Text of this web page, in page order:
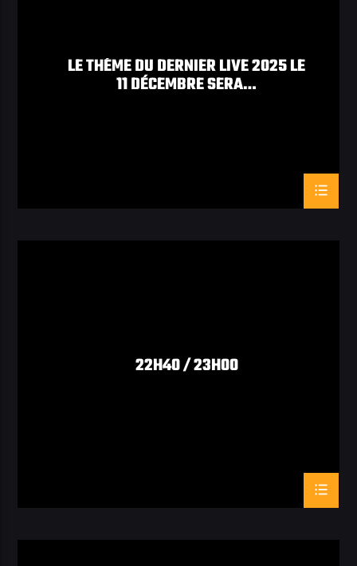
LE THÈME DU DERNIER LIVE 2025 LE
11 DÉCEMBRE SERA…
22H40 / 23H00